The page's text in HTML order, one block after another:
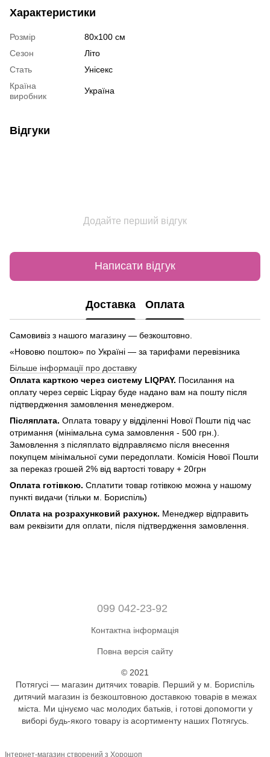
Характеристики
Розмір
80х100 см
Сезон
Літо
Стать
Унісекс
Країна
виробник
Україна
Відгуки
Додайте перший відгук
Написати відгук
Доставка Оплата
Самовивіз з нашого магазину — безкоштовно.
«Нововю поштою» по Україні — за тарифами перевізника
Більше інформації про доставку
Оплата карткою через систему LIQPAY. Посилання на
оплату через сервіс Liqpay буде надано вам на пошту після
підтвердження замовлення менеджером.
Післяплата. Оплата товару у відділенні Нової Пошти під час
отримання (мінімальна сума замовлення - 500 грн.).
Замовлення з післяплато відправляємо після внесення
покупцем мінімальної суми передоплати. Комісія Нової Пошти
за переказ грошей 2% від вартості товару + 20грн
Оплата готівкою. Сплатити товар готівкою можна у нашому
пункті видачи (тільки м. Бориспіль)
Оплата на розрахунковий рахунок. Менеджер відправить
вам реквізити для оплати, після підтвердження замовлення.
099 042-23-92
Контактна інформація
Повна версія сайту
© 2021
Потягусі — магазин дитячих товарів. Перший у м. Бориспіль
дитячий магазин із безкоштовною доставкою товарів в межах
міста. Ми цінуємо час молодих батьків, і готові допомогти у
виборі будь-якого товару із асортименту наших Потягусь.
Інтернет-магазин створений з Хорошоп